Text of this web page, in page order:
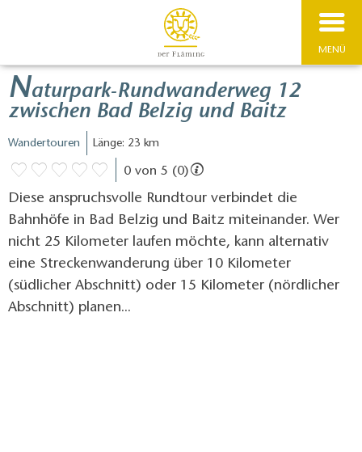
MENÜ
Naturpark-Rundwanderweg 12
zwischen Bad Belzig und Baitz
Wandertouren Länge: 23 km
0 von 5 (0)
Diese anspruchsvolle Rundtour verbindet die
Bahnhöfe in Bad Belzig und Baitz miteinander. Wer
nicht 25 Kilometer laufen möchte, kann alternativ
eine Streckenwanderung über 10 Kilometer
(südlicher Abschnitt) oder 15 Kilometer (nördlicher
Abschnitt) planen...